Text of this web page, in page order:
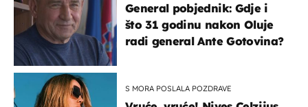
General pobjednik: Gdje i
što 31 godinu nakon Oluje
radi general Ante Gotovina?
S MORA POSLALA POZDRAVE